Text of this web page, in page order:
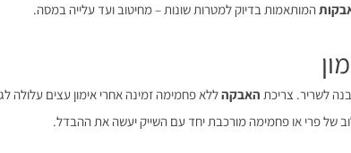
המותאמות בדיוק למטרות שונות – מחיטוב ועד עלייה במסה.
לשריר. צריכת האבקהללא פחמימה זמינה אחרי אימון עצים עלולה
של פרי או פחמימה מורכבת יחד עם השייק יעשה את ההבדל.